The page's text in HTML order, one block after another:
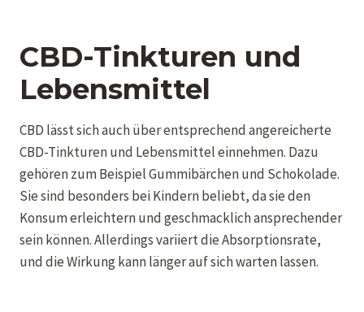
CBD-Tinkturen und
Lebensmittel
CBD lässt sich auch über entsprechend angereicherte
CBD-Tinkturen und Lebensmittel einnehmen. Dazu
gehören zum Beispiel Gummibärchen und Schokolade.
Sie sind besonders bei Kindern beliebt, da sie den
Konsum erleichtern und geschmacklich ansprechender
sein können. Allerdings variiert die Absorptionsrate,
und die Wirkung kann länger auf sich warten lassen.